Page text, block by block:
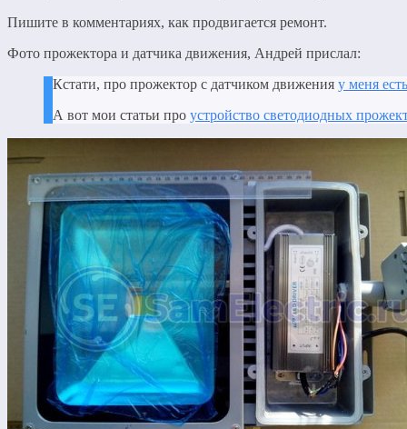
Пишите в комментариях, как продвигается ремонт.
Фото прожектора и датчика движения, Андрей прислал:
Кстати, про прожектор с датчиком движения у меня
А вот мои статьи про устройство светодиодных